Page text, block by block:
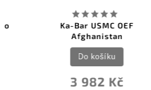
Ka-Bar USMC OEF
Afghanistan
3 982 Kč
Do košíku